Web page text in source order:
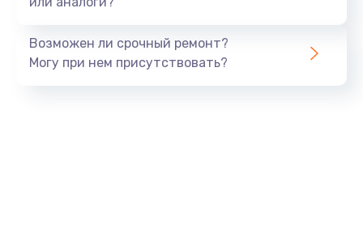
550 руб.
Возможен ли срочный ремонт?
Могу при нем присутствовать?